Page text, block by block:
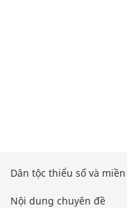
Dân tộc thiểu số và
Nội dung chuyên đề